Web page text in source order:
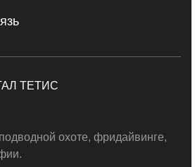
ТЕТИС
охоте, фридайвинге,